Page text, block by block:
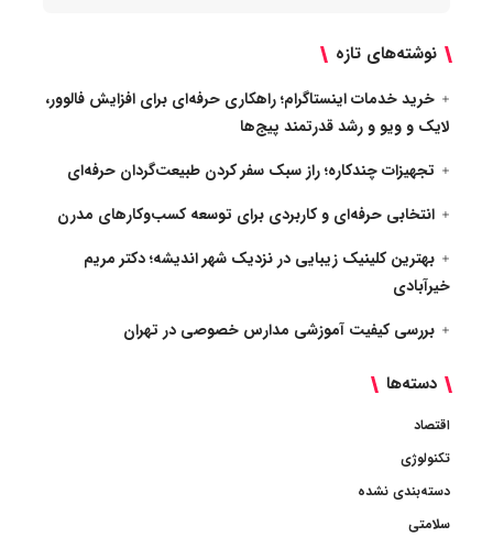
نوشته‌های تازه
خرید خدمات اینستاگرام؛ راهکاری حرفه‌ای برای افزایش فالوور،
لایک و ویو و رشد قدرتمند پیج‌ها
تجهیزات چندکاره؛ راز سبک سفر کردن طبیعت‌گردان حرفه‌ای
انتخابی حرفه‌ای و کاربردی برای توسعه کسب‌وکارهای مدرن
بهترین کلینیک زیبایی در نزدیک شهر اندیشه؛ دکتر مریم
خیرآبادی
بررسی کیفیت آموزشی مدارس خصوصی در تهران
دسته‌ها
اقتصاد
تکنولوژی
دسته‌بندی نشده
سلامتی